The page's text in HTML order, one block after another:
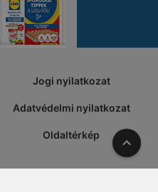
Jogi nyilatkozat
Adatvédelmi nyilatkozat
Oldaltérkép A